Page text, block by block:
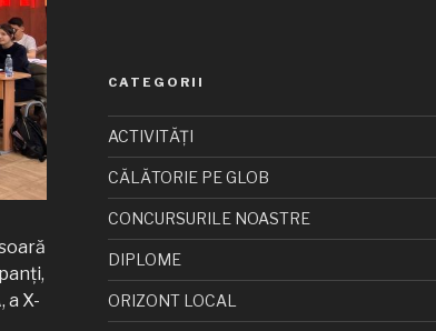
a X-
CATEGORII
ACTIVITĂȚI
CĂLĂTORIE PE GLOB
CONCURSURILE NOASTRE
DIPLOME
ORIZONT LOCAL